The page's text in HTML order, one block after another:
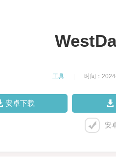
工具 时间：
安卓下载
安